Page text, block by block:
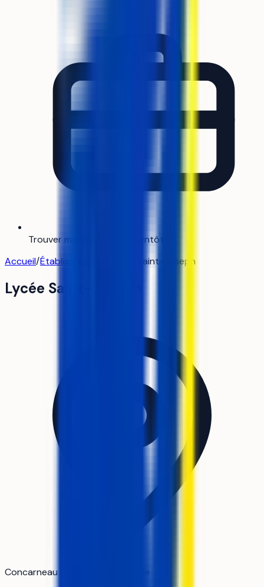
Trouver mon alternance
Bientôt
Accueil/Établissements Lycée Saint-Joseph
Lycée Saint-Joseph
Concarneau (Finistère) · Bretagne